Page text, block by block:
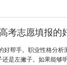
考志愿填报的
好帮手。职业性格分
是左撇子。如果能够